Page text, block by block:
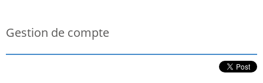
Support
Gestion de compte